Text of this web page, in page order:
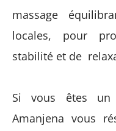
massage
locales, pour
stabilité et de
Si vous êtes un
Amanjena vous